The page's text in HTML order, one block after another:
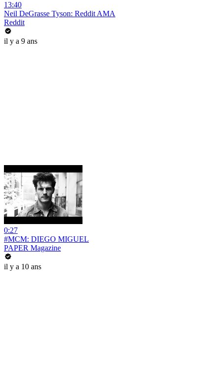
13:40
Neil DeGrasse Tyson: Reddit AMA
Reddit
il y a 9 ans
0:27
#MCM: DIEGO MIGUEL
PAPER Magazine
il y a 10 ans